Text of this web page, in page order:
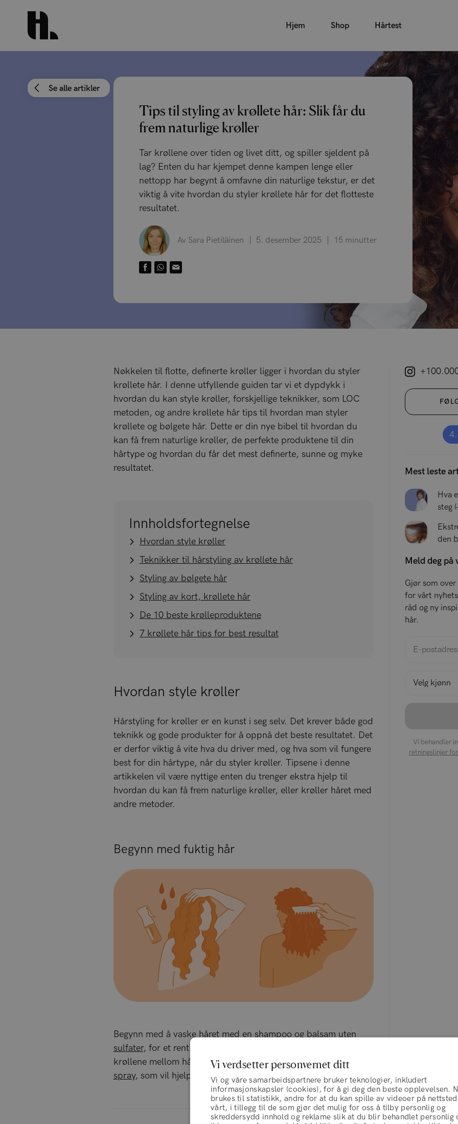
Hjem Shop Hårtest
Se alle artikler
Tips til styling av krøllete hår: Slik får du
frem naturlige krøller
Tar krøllene over tiden og livet ditt, og spiller sjeldent på
lag? Enten du har kjempet denne kampen lenge eller
nettopp har begynt å omfavne din naturlige tekstur, er det
viktig å vite hvordan du styler krøllete hår for det flotteste
resultatet.
Av Sara Pietiläinen 5. desember 2025 15 minutter
Nøkkelen til flotte, definerte krøller ligger i hvordan du styler
krøllete hår. I denne utfyllende guiden tar vi et dypdykk i
hvordan du kan style krøller, forskjellige teknikker, som LOC
metoden, og andre krøllete hår tips til hvordan man styler
krøllete og bølgete hår. Dette er din nye bibel til hvordan du
kan få frem naturlige krøller, de perfekte produktene til din
hårtype og hvordan du får det mest definerte, sunne og myke
resultatet.
Innholdsfortegnelse
Hvordan style krøller
Teknikker til hårstyling av krøllete hår
Styling av bølgete hår
Styling av kort, krøllete hår
De 10 beste krølleproduktene
7 krøllete hår tips for best resultat
Hvordan style krøller
Hårstyling for krøller er en kunst i seg selv. Det krever både god
teknikk og gode produkter for å oppnå det beste resultatet. Det
er derfor viktig å vite hva du driver med, og hva som vil fungere
best for din hårtype, når du styler krøller. Tipsene i denne
artikkelen vil være nyttige enten du trenger ekstra hjelp til
hvordan du kan få frem naturlige krøller, eller krøller håret med
andre metoder.
Begynn med fuktig hår
Begynn med å vaske håret med en shampoo og balsam uten
sulfater, for et rent utgangspunkt. Hvis du ønsker å friske opp
krøllene mellom hårvaskene, prøv enoppfriskende krølle
spray, som vil hjelpe til å gjenopprette din naturlige tekstur.
Mest leste
Hva
steg
den
Meld deg på
Gjør som
for vårt
råd og ny
hår.
Vi behandler
retningslinjer
Vi verdsetter personvernet ditt
Vi og våre samarbeidspartnere bruker teknologier, inkludert
informasjonskapsler (cookies), for å gi deg den beste opplevelsen.
brukes til statistikk, andre for at du kan spille av videoer på
vårt, i tillegg til de som gjør det mulig for oss å tilby personlig og
skreddersydd innhold og reklame slik at du blir behandlet personlig